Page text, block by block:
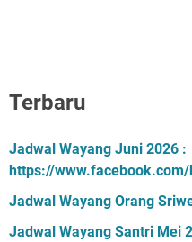
Terbaru
Jadwal Wayang Juni 2026 :
https://
Jadwal Wayang Orang
Jadwal Wayang Santri Mei